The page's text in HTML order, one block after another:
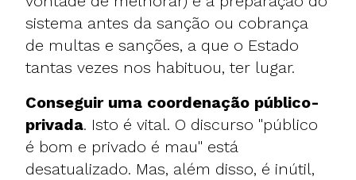
sistema antes da sanção ou cobrança
de multas e sanções, a que o Estado
tantas vezes nos habituou, ter lugar.
Conseguir uma coordenação público-
privada. Isto é vital. O discurso "público
é bom e privado é mau" está
desatualizado. Mas, além disso, é inútil,